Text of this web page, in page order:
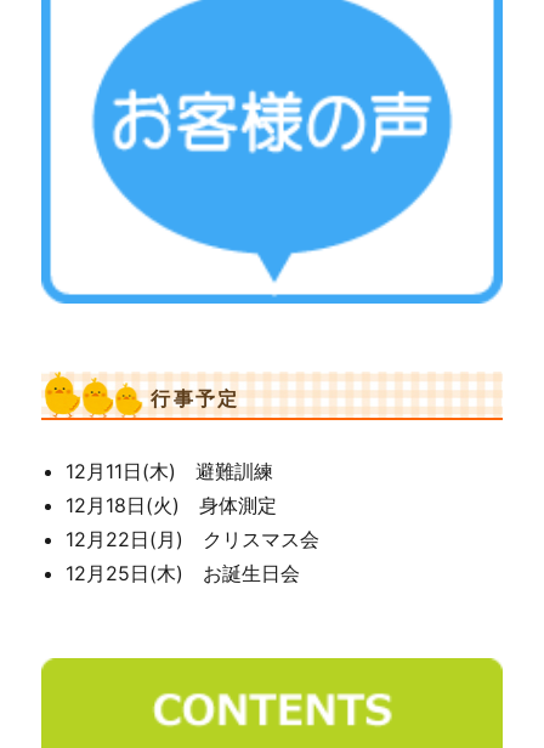
行事予定
12月11日(木) 避難訓練
12月18日(火) 身体測定
12月22日(月) クリスマス会
12月25日(木) お誕生日会